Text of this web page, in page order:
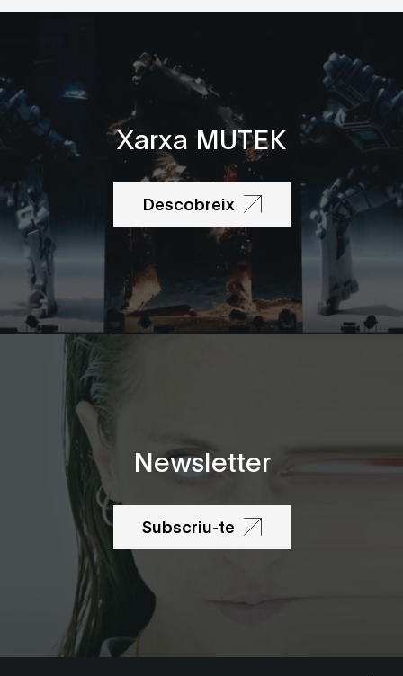
Xarxa MUTEK
Descobreix
Newsletter
Subscriu-te